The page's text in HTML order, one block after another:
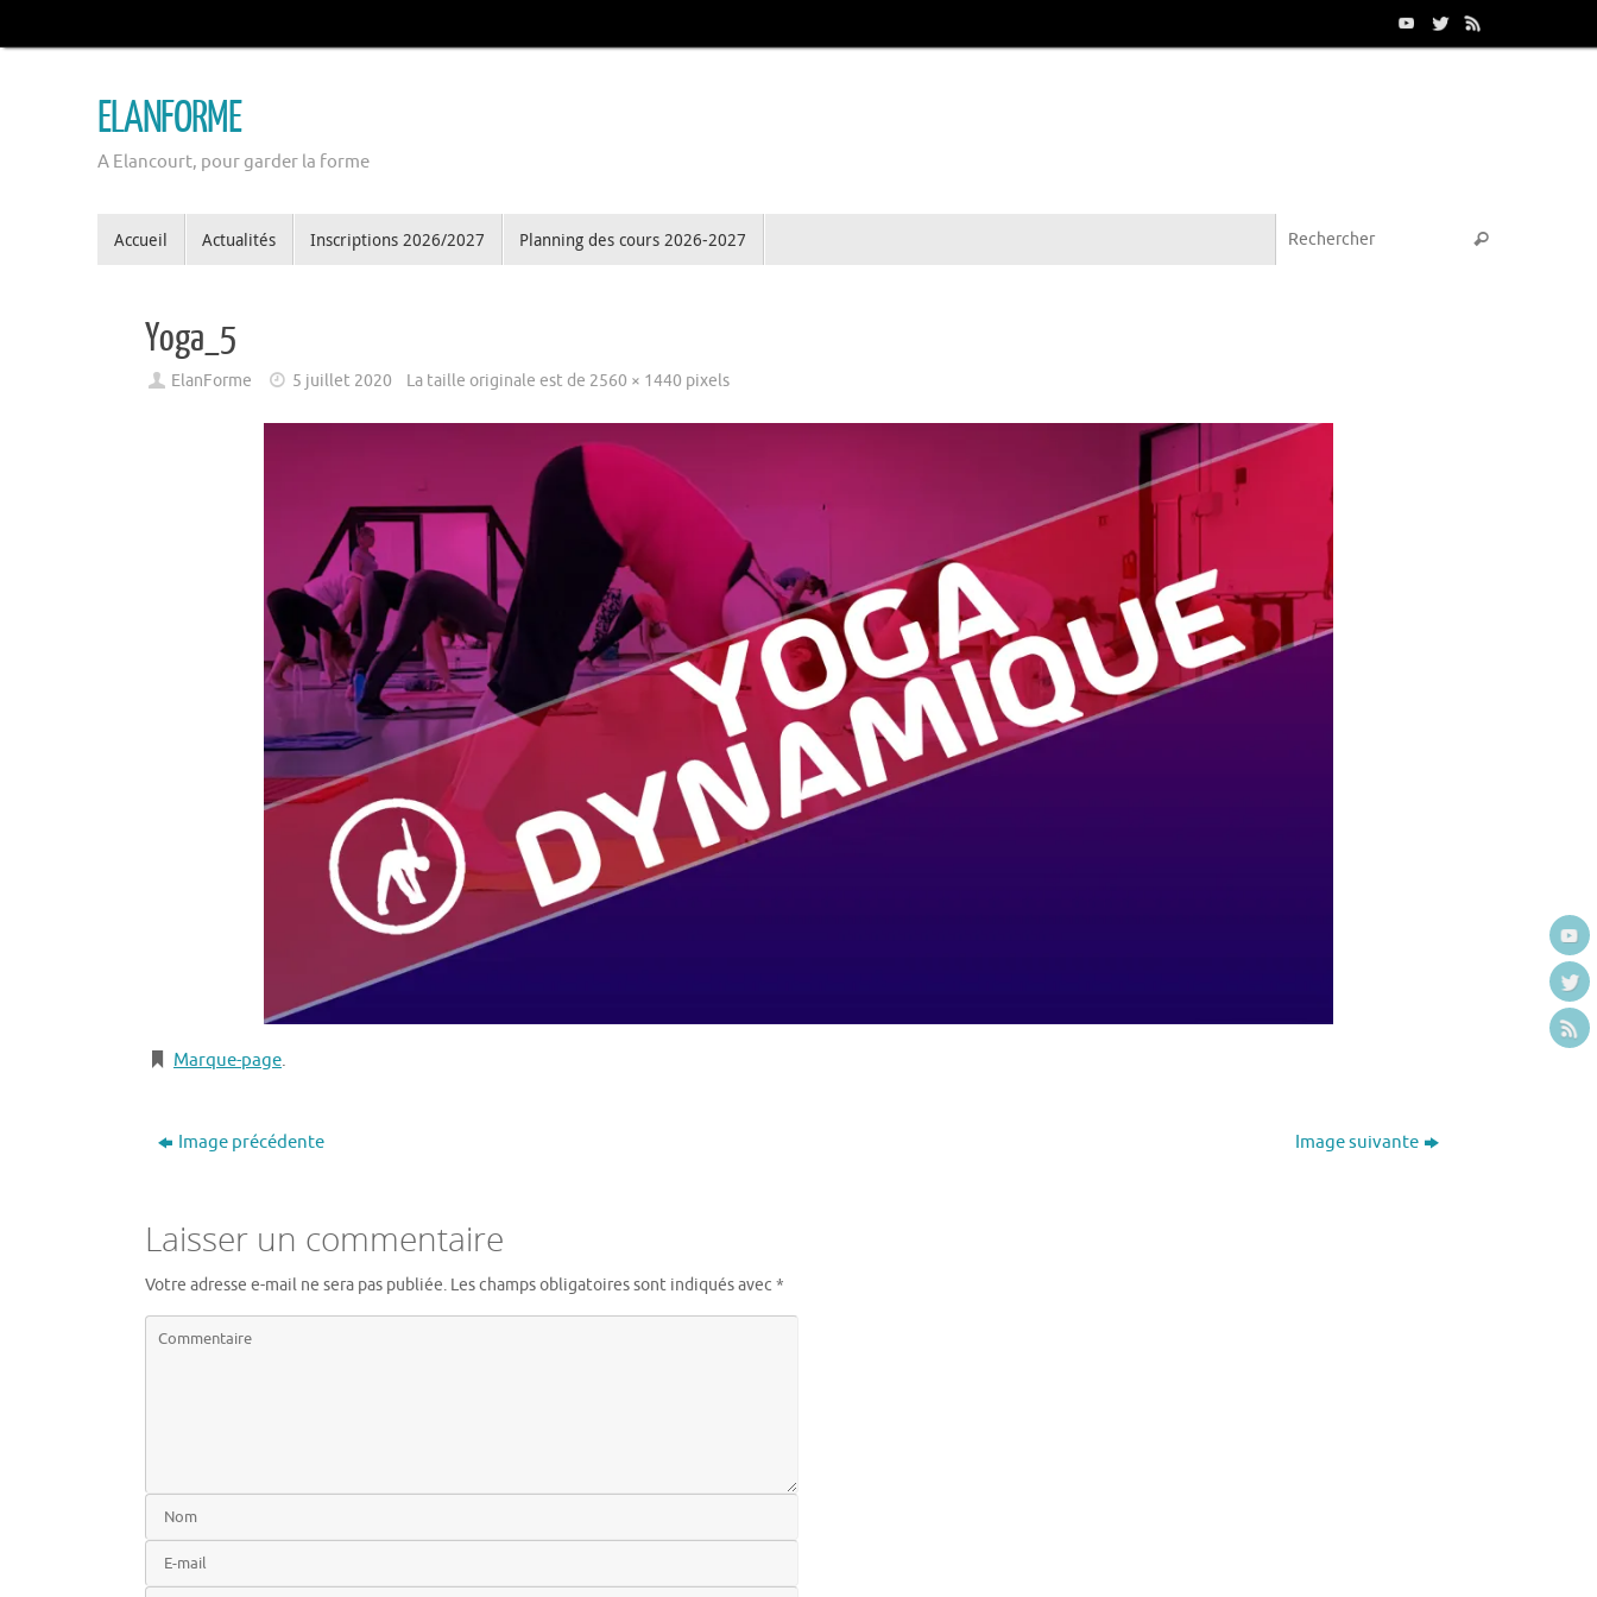
au
ELANFORME
A Elancourt, pour garder la forme
Accueil Actualités Inscriptions 2026/2027 Planning des cours 2026-2027 Rechercher
Yoga_5
ElanForme 5 juillet 2020 La taille originale est de 2560 × 1440 pixels
Marque-page.
Image précédente Image suivante
Laisser un commentaire
Votre adresse e-mail ne sera pas publiée. Les champs obligatoires sont indiqués avec *